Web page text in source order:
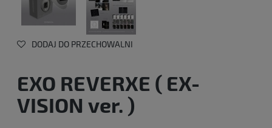
DODAJ DO PRZECHOWALNI
EXO REVERXE ( EX-
VISION ver. )